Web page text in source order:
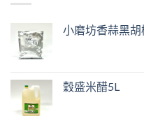
小磨坊香蒜黑
穀盛米醋5L